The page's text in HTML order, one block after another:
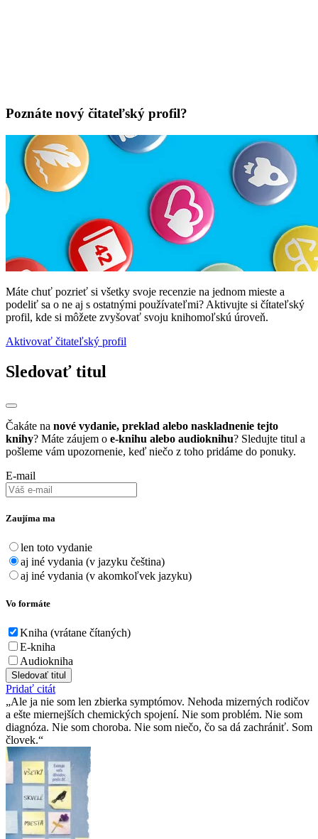
Poznáte nový čitateľský profil?
Máte chuť pozrieť si všetky svoje recenzie na jednom mieste a
podeliť sa o ne aj s ostatnými používateľmi? Aktivujte si čítateľský
profil, kde si môžete zvyšovať svoju knihomoľskú úroveň.
Aktivovať čitateľský profil
Sledovať titul
Čakáte na nové vydanie, preklad alebo naskladnenie tejto
knihy? Máte záujem o e-knihu alebo audioknihu? Sledujte titul a
pošleme vám upozornenie, keď niečo z toho pridáme do ponuky.
E-mail
Zaujíma ma
len toto vydanie
aj iné vydania (v jazyku čeština)
aj iné vydania (v akomkoľvek jazyku)
Vo formáte
Kniha (vrátane čítaných)
E-kniha
Audiokniha
Sledovať titul
Pridať citát
Ale ja nie som len zbierka symptómov. Nehoda mizerných rodičov
a ešte miernejších chemických spojení. Nie som problém. Nie som
diagnóza. Nie som choroba. Nie som niečo, čo sa dá zachrániť. Som
človek.